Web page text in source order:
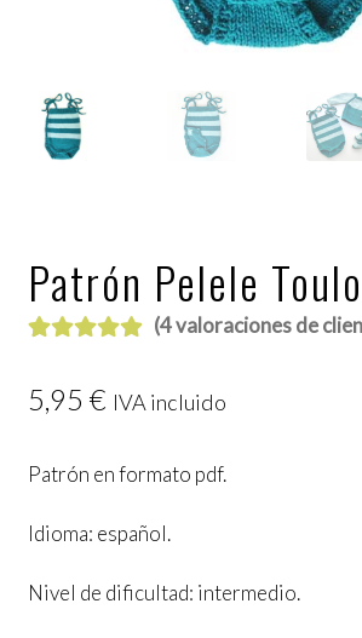
Patrón Pelele
5.00 de 5 en
de clientes
(4valoraciones de
5,95 € IVA incluido
Patrón en formato pdf.
Idioma: español.
Nivel de dificultad: intermedio.